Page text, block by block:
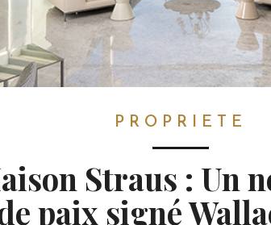
PROPRIETE
Straus : Un
paix signé